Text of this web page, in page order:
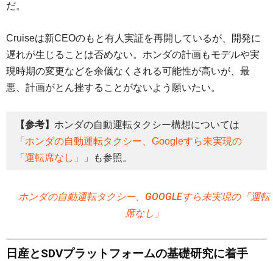
だ。
Cruiseは新CEOのもと有人実証を再開しているが、開発に
遅れが生じることは否めない。ホンダの計画もモデルや実
現時期の変更などを余儀なくされる可能性が高いが、最
悪、計画がとん挫することがないよう願いたい。
【参考】 ホンダの自動運転タクシー構想については
「 ホンダの自動運転タクシー、Googleすら未実現の
「運転席なし」
」も参照。
ホンダの自動運転タクシー、GOOGLEすら未実現の「運転
席なし」
日産とSDVプラットフォームの基礎研究に着手